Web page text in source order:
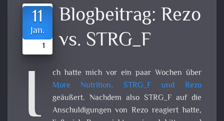
11
Jan.
1
Blogbeitrag: Rezo
vs. STRG_F
ch hatte mich vor ein paar Wochen über
More Nutrition, STRG_F und Rezo
geäußert. Nachdem also STRG_F auf die
Anschuldigungen von Rezo reagiert hatte,